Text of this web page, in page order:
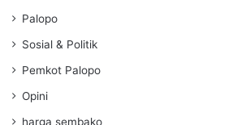
Palopo
Sosial & Politik
Pemkot Palopo
Opini
harga sembako